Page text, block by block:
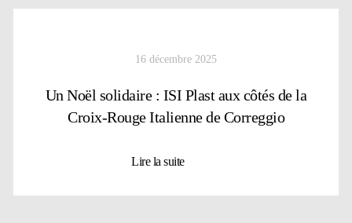
16 décembre 2025
Un Noël solidaire : ISI Plast aux côtés de la
Croix-Rouge Italienne de Correggio
Lire la suite